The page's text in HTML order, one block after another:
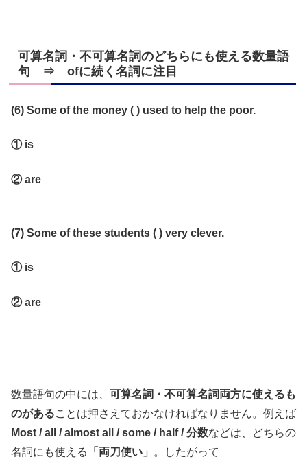
可算名詞・不可算名詞のどちらにも使える数量語
句 ⇒ ofに続く名詞に注目
(6) Some of the money ( ) used to help the poor.
① is
② are
(7) Some of these students ( ) very clever.
① is
② are
数量語句の中には、 可算名詞・不可算名詞両方に使えるも
のがあることは押さえておかなければなりません。例えば
Most / all / almost all / some / half / 分数などは、どちらの
名詞にも使える
「両刀使い」 。したがって